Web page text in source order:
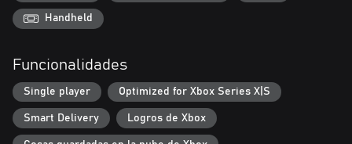
Sistema de combos sin igual
criaturas para formar un escuadrón que arrase con los enemigos
mediante ataques en cadena. Hay más de 40 tipos diferentes de
astrales y cada uno realiza movimientos únicos. Cambia el orden
de los astrales en tu escuadrón para cambiar el orden en el que
Handheld
Funcionalidades
Single player Optimized for Xbox Series X|S
Smart Delivery Logros de Xbox